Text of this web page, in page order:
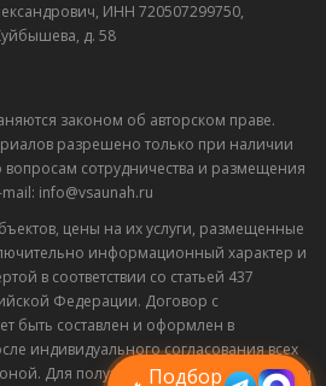
ИНН 720507299750,
д. 58
законом об авторском праве.
разрешено только при наличии
вопросам сотрудничества и размещения
info@vsaunah.ru
цены на их услуги, размещенные
информационный характер и
в соответствии со статьей 437
Федерации. Договор с
быть составлен и оформлен в
индивидуального согласования всех
Для получения точной информации
Подбор
Лучшие
спецпредложения
саун
Подписывайтесь в Telegram или MAX —
пришлём свежие скидки